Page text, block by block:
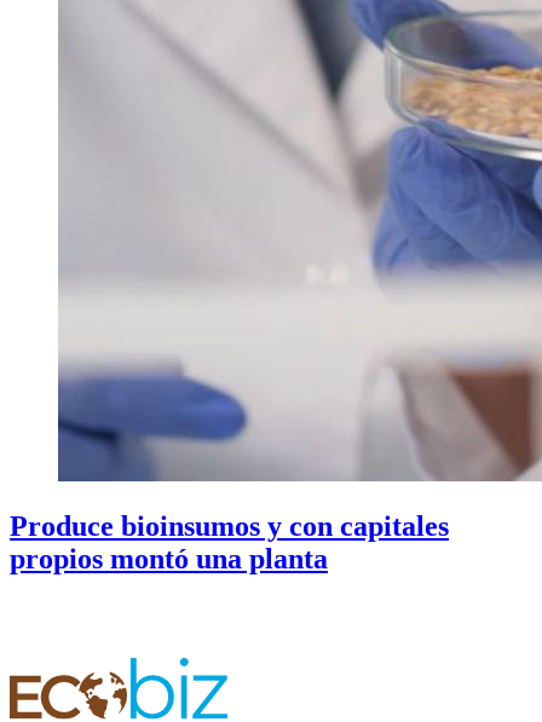
Produce bioinsumos y con capitales
propios montó una planta